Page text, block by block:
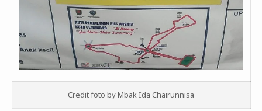
Credit foto by Mbak Ida Chairunnisa